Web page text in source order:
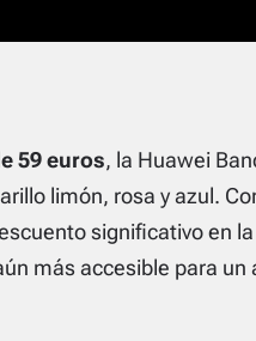
59 euros, la Huawei
limón, rosa y azul.
significativo en
más accesible para un